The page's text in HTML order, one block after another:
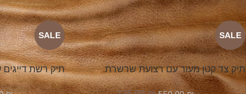
SALE
תיק צד קטן מעור עם רצועת שרשרת
SALE
תיק רשת